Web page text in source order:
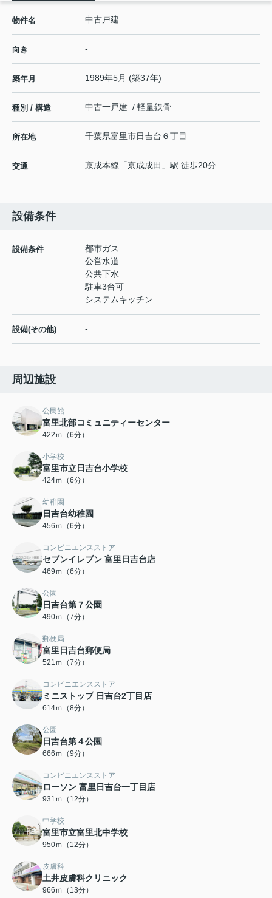
物件名 中古戸建
向き -
築年月 1989年5月 (築37年)
種別 / 構造 中古一戸建 / 軽量鉄骨
所在地 千葉県富里市日吉台 ６丁目
交通 京成本線 「京成成田 」駅 徒歩20分
設備条件
設備条件
都市ガス
公営水道
公共下水
駐車3台可
システムキッチン
設備(その他) -
周辺施設
公民館
富里北部コミュニティーセンター
422ｍ（6分）
小学校
富里市立日吉台小学校
424ｍ（6分）
幼稚園
日吉台幼稚園
456ｍ（6分）
コンビニエンスストア
セブンイレブン 富里日吉台店
469ｍ（6分）
公園
日吉台第７公園
490ｍ（7分）
郵便局
富里日吉台郵便局
521ｍ（7分）
コンビニエンスストア
ミニストップ 日吉台2丁目店
614ｍ（8分）
公園
日吉台第４公園
666ｍ（9分）
コンビニエンスストア
ローソン 富里日吉台一丁目店
931ｍ（12分）
中学校
富里市立富里北中学校
950ｍ（12分）
皮膚科
土井皮膚科クリニック
966ｍ（13分）